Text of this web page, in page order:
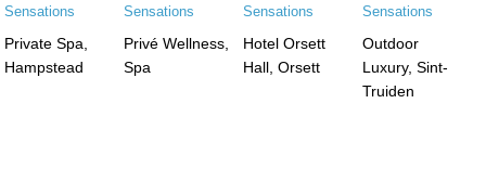
Private Spa,
Hampstead
Privé Wellness,
Spa
Hotel Orsett
Hall, Orsett
Outdoor
Luxury, Sint-
Truiden